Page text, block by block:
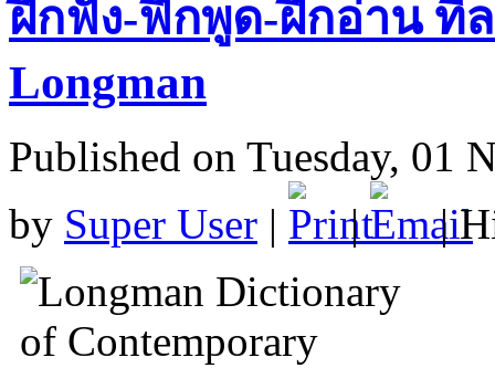
ฝึกฟัง-ฟึกพูด-ฝึกอ่าน ที
Longman
Published on Tuesday, 01
by Super User | | |